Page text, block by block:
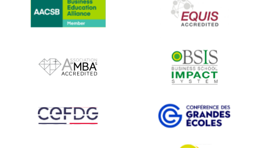
IMAGE
IMAGE
IMAGE